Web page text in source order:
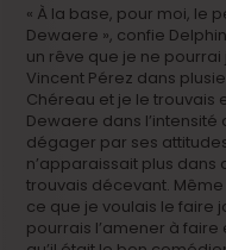
« À la base, pour moi, le
Dewaere », confie
un rêve que je ne pourrai
Vincent Pérez dans
Chéreau et je le trouvais
Dewaere dans
dégager par ses
n’apparaissait plus
trouvais décevant. Même
ce que je voulais le faire
pourrais l’amener à